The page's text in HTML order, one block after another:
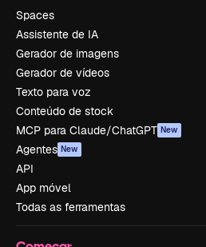
Spaces
Assistente de IA
Gerador de imagens
Gerador de vídeos
Texto para voz
Conteúdo de stock
MCP para Claude/ChatGPT New
Agentes New
API
App móvel
Todas as ferramentas